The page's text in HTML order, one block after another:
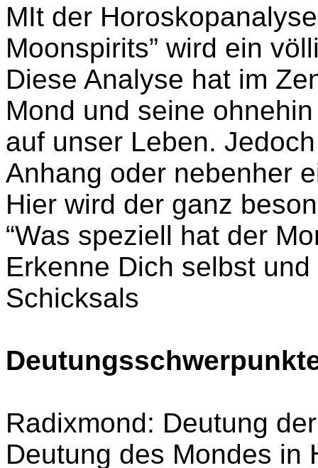
MIt der
Moonspirits” wird ein
Diese Analyse hat im
Mond und seine
auf unser Leben.
Anhang oder nebenher
Hier wird der ganz
“Was speziell hat der
Erkenne Dich selbst
Schicksals
Radixmond: Deutung
Deutung des Mondes in